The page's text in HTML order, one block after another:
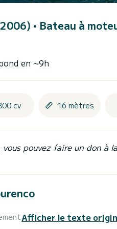
• Bateau à
en ~9h
cv 16 mètres
pouvez faire un don à
Afficher le texte